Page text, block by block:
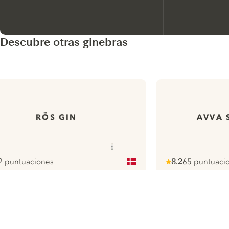
Descubre otras ginebras
RÖS GIN
puntuaciones
AVVA
8.2
pour
65